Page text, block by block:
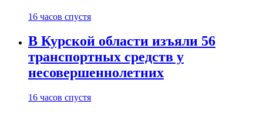
16 часов спустя
В Курской области изъяли 56
транспортных средств у
несовершеннолетних
16 часов спустя